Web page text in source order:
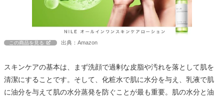
この商品を見る 出典：Amazon
スキンケアの基本は、まず洗顔で過剰な皮脂や汚れを落として肌を
清潔にすることです。そして、化粧水で肌に水分を与え、乳液で肌
に油分を与えて肌の水分蒸発を防ぐことが最も重要。肌の水分と油